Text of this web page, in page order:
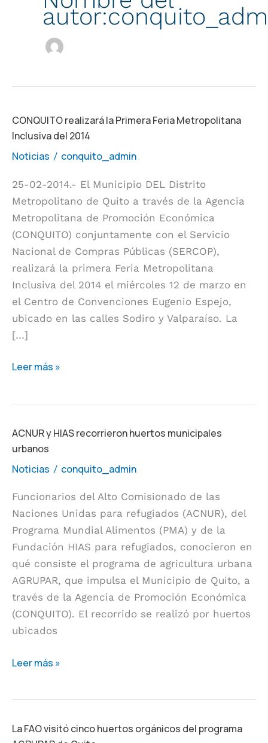
CONQUITO realizará la Primera Feria Metropolitana
Inclusiva del 2014
Noticias / conquito_admin
25-02-2014.- El Municipio DEL Distrito
Metropolitano de Quito a través de la Agencia
Metropolitana de Promoción Económica
(CONQUITO) conjuntamente con el Servicio
Nacional de Compras Públicas (SERCOP),
realizará la primera Feria Metropolitana
Inclusiva del 2014 el miércoles 12 de marzo en
el Centro de Convenciones Eugenio Espejo,
ubicado en las calles Sodiro y Valparaíso. La
[…]
CONQUITO
realizará
la
Feria
Metropolitana
Inclusiva
del
2014
Leer más »
ACNUR y HIAS recorrieron huertos municipales
urbanos
Noticias / conquito_admin
Funcionarios del Alto Comisionado de las
Naciones Unidas para refugiados (ACNUR), del
Programa Mundial Alimentos (PMA) y de la
Fundación HIAS para refugiados, conocieron en
qué consiste el programa de agricultura urbana
AGRUPAR, que impulsa el Municipio de Quito, a
través de la Agencia de Promoción Económica
(CONQUITO). El recorrido se realizó por huertos
ubicados
ACNUR
y
HIAS
huertos
municipales
urbanos
Leer más »
La FAO visitó cinco huertos orgánicos del programa
La